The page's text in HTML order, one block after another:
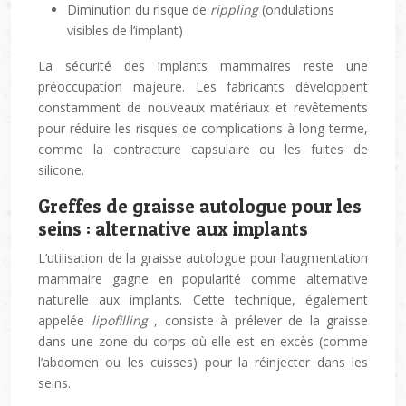
Diminution du risque de rippling (ondulations
visibles de l’implant)
La sécurité des implants mammaires reste une
préoccupation majeure. Les fabricants développent
constamment de nouveaux matériaux et revêtements
pour réduire les risques de complications à long terme,
comme la contracture capsulaire ou les fuites de
silicone.
Greffes de graisse autologue pour les
seins : alternative aux implants
L’utilisation de la graisse autologue pour l’augmentation
mammaire gagne en popularité comme alternative
naturelle aux implants. Cette technique, également
appelée lipofilling , consiste à prélever de la graisse
dans une zone du corps où elle est en excès (comme
l’abdomen ou les cuisses) pour la réinjecter dans les
seins.